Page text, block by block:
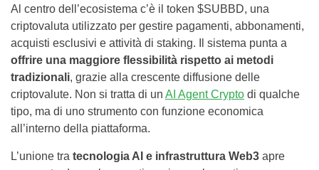
Al centro dell’ecosistema c’è il token $SUBBD, una
criptovaluta utilizzato per gestire pagamenti, abbonamenti,
acquisti esclusivi e attività di staking. Il sistema punta a
offrire una maggiore flessibilità rispetto ai metodi
tradizionali, grazie alla crescente diffusione delle
criptovalute. Non si tratta di un AI Agent Crypto di qualche
tipo, ma di uno strumento con funzione economica
all’interno della piattaforma.
L’unione tra tecnologia AI e infrastruttura Web3 apre